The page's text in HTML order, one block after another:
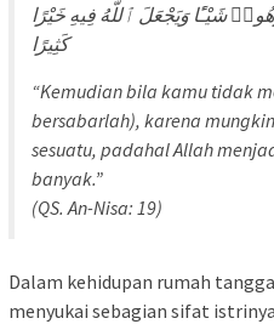
شَيْـًٔا وَيَجْعَلَ ٱللَّهُ فِيهِ خَيْرًا
كَثِيرًا
“Kemudian bila kamu tidak
bersabarlah), karena
sesuatu, padahal Allah
banyak.”
(QS. An-Nisa: 19)
Dalam kehidupan rumah
menyukai sebagian sifat